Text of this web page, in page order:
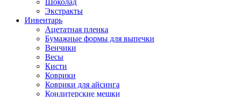
Шоколад
Экстракты
Инвентарь
Ацетатная пленка
Бумажные формы для выпечки
Венчики
Весы
Кисти
Коврики
Коврики для айсинга
Кондитерские мешки